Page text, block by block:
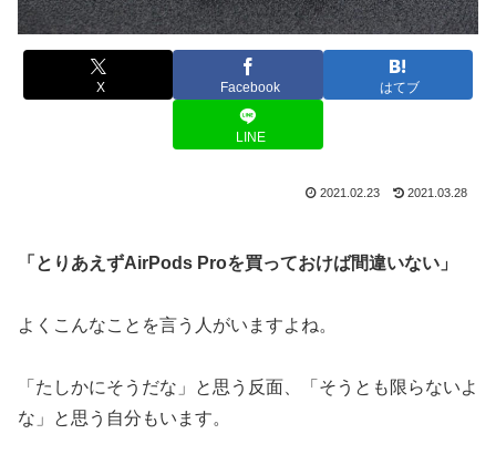
X Facebook はてブ
LINE
2021.02.23 2021.03.28
「とりあえずAirPods Proを買っておけば間違いない」
よくこんなことを言う人がいますよね。
「たしかにそうだな」と思う反面、「そうとも限らないよ
な」と思う自分もいます。